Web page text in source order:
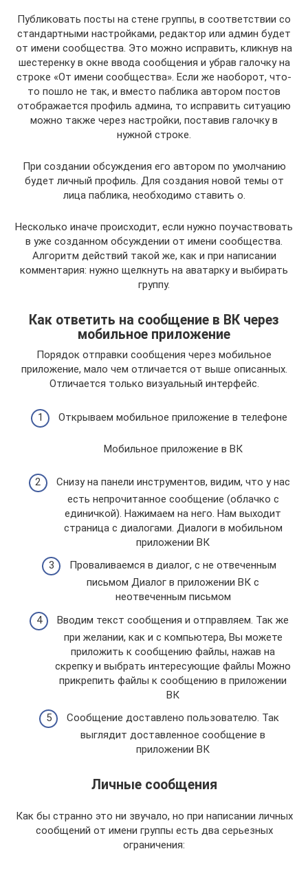
Публиковать посты на стене группы, в соответствии со
стандартными настройками, редактор или админ будет
от имени сообщества. Это можно исправить, кликнув на
шестеренку в окне ввода сообщения и убрав галочку на
строке «От имени сообщества». Если же наоборот, что-
то пошло не так, и вместо паблика автором постов
отображается профиль админа, то исправить ситуацию
можно также через настройки, поставив галочку в
нужной строке.
При создании обсуждения его автором по умолчанию
будет личный профиль. Для создания новой темы от
лица паблика, необходимо ставить о.
Несколько иначе происходит, если нужно поучаствовать
в уже созданном обсуждении от имени сообщества.
Алгоритм действий такой же, как и при написании
комментария: нужно щелкнуть на аватарку и выбирать
группу.
Как ответить на сообщение в ВК через
мобильное приложение
Порядок отправки сообщения через мобильное
приложение, мало чем отличается от выше описанных.
Отличается только визуальный интерфейс.
Открываем мобильное приложение в телефоне
Мобильное приложение в ВК
Снизу на панели инструментов, видим, что у нас
есть непрочитанное сообщение (облачко с
единичкой). Нажимаем на него. Нам выходит
страница с диалогами. Диалоги в мобильном
приложении ВК
Проваливаемся в диалог, с не отвеченным
письмом Диалог в приложении ВК с
неотвеченным письмом
Вводим текст сообщения и отправляем. Так же
при желании, как и с компьютера, Вы можете
приложить к сообщению файлы, нажав на
скрепку и выбрать интересующие файлы Можно
прикрепить файлы к сообщению в приложении
ВК
Сообщение доставлено пользователю. Так
выглядит доставленное сообщение в
приложении ВК
Личные сообщения
Как бы странно это ни звучало, но при написании личных
сообщений от имени группы есть два серьезных
ограничения: